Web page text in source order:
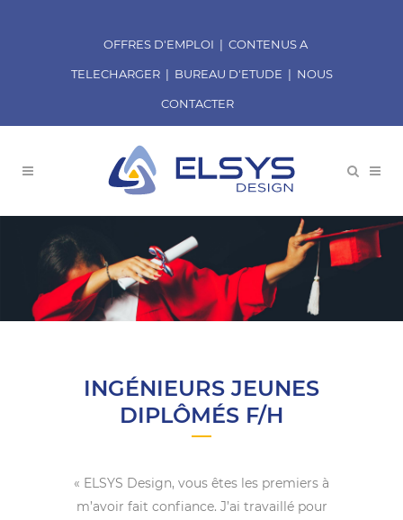
OFFRES D'EMPLOI | CONTENUS A
TELECHARGER| BUREAU D'ETUDE | NOUS
CONTACTER
INGÉNIEURS JEUNES
DIPLÔMÉS F/H
« ELSYS Design, vous êtes les premiers à
m’avoir fait confiance. J’ai travaillé pour